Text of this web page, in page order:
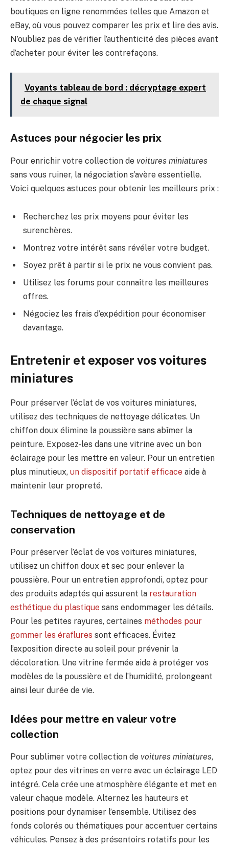
boutiques en ligne renommées telles que Amazon et
eBay, où vous pouvez comparer les prix et lire des avis.
N’oubliez pas de vérifier l’authenticité des pièces avant
d’acheter pour éviter les contrefaçons.
Voyants tableau de bord : décryptage expert
de chaque signal
Astuces pour négocier les prix
Pour enrichir votre collection de voitures miniatures
sans vous ruiner, la négociation s’avère essentielle.
Voici quelques astuces pour obtenir les meilleurs prix :
Recherchez les prix moyens pour éviter les
surenchères.
Montrez votre intérêt sans révéler votre budget.
Soyez prêt à partir si le prix ne vous convient pas.
Utilisez les forums pour connaître les meilleures
offres.
Négociez les frais d’expédition pour économiser
davantage.
Entretenir et exposer vos voitures
miniatures
Pour préserver l’éclat de vos voitures miniatures,
utilisez des techniques de nettoyage délicates. Un
chiffon doux élimine la poussière sans abîmer la
peinture. Exposez-les dans une vitrine avec un bon
éclairage pour les mettre en valeur. Pour un entretien
plus minutieux, un dispositif portatif efficace aide à
maintenir leur propreté.
Techniques de nettoyage et de
conservation
Pour préserver l’éclat de vos voitures miniatures,
utilisez un chiffon doux et sec pour enlever la
poussière. Pour un entretien approfondi, optez pour
des produits adaptés qui assurent la restauration
esthétique du plastique sans endommager les détails.
Pour les petites rayures, certaines méthodes pour
gommer les éraflures sont efficaces. Évitez
l’exposition directe au soleil pour prévenir la
décoloration. Une vitrine fermée aide à protéger vos
modèles de la poussière et de l’humidité, prolongeant
ainsi leur durée de vie.
Idées pour mettre en valeur votre
collection
Pour sublimer votre collection de voitures miniatures,
optez pour des vitrines en verre avec un éclairage LED
intégré. Cela crée une atmosphère élégante et met en
valeur chaque modèle. Alternez les hauteurs et
positions pour dynamiser l’ensemble. Utilisez des
fonds colorés ou thématiques pour accentuer certains
véhicules. Pensez à des présentoirs rotatifs pour les